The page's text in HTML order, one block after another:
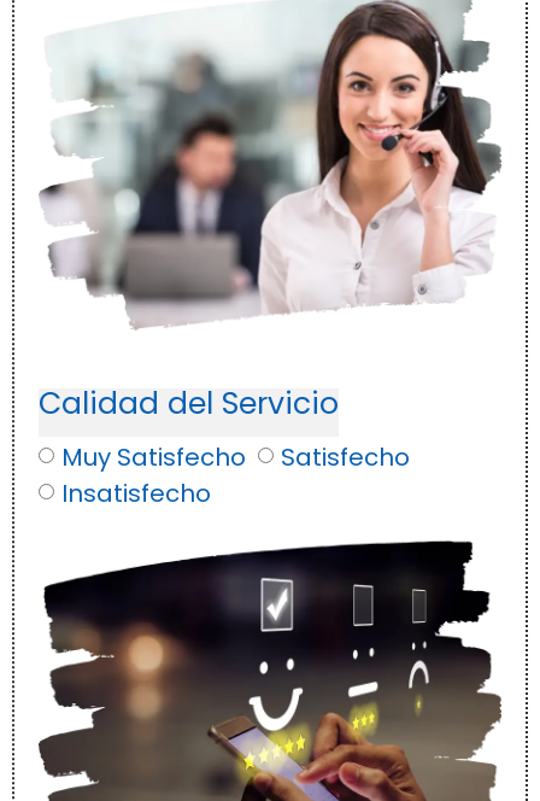
Calidad del Servicio
Muy Satisfecho
Satisfecho
Insatisfecho